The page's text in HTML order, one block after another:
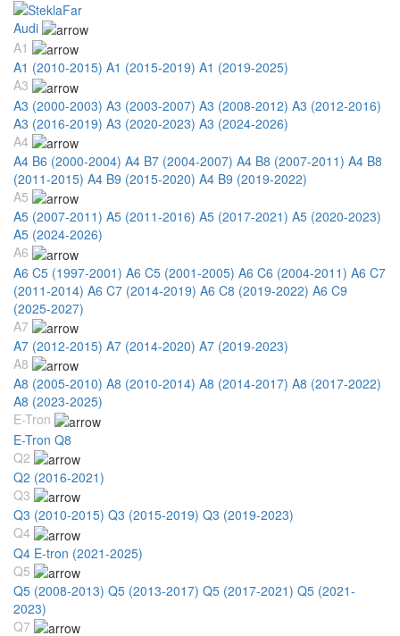
Audi
A1
A1 (2010-2015) A1 (2015-2019) A1 (2019-2025)
A3
A3 (2000-2003) A3 (2003-2007) A3 (2008-2012) A3 (2012-2016)
A3 (2016-2019) A3 (2020-2023) A3 (2024-2026)
A4
A4 B6 (2000-2004) A4 B7 (2004-2007) A4 B8 (2007-2011) A4 B8
(2011-2015) A4 B9 (2015-2020) A4 B9 (2019-2022)
A5
A5 (2007-2011) A5 (2011-2016) A5 (2017-2021) A5 (2020-2023)
A5 (2024-2026)
A6
A6 C5 (1997-2001) A6 C5 (2001-2005) A6 C6 (2004-2011) A6 C7
(2011-2014) A6 C7 (2014-2019) A6 C8 (2019-2022) A6 C9
(2025-2027)
A7
A7 (2012-2015) A7 (2014-2020) A7 (2019-2023)
A8
A8 (2005-2010) A8 (2010-2014) A8 (2014-2017) A8 (2017-2022)
A8 (2023-2025)
E-Tron
E-Tron Q8
Q2
Q2 (2016-2021)
Q3
Q3 (2010-2015) Q3 (2015-2019) Q3 (2019-2023)
Q4
Q4 E-tron (2021-2025)
Q5
Q5 (2008-2013) Q5 (2013-2017) Q5 (2017-2021) Q5 (2021-
2023)
Q7